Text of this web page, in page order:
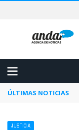
ÚLTIMAS NOTICIAS
JUSTICIA